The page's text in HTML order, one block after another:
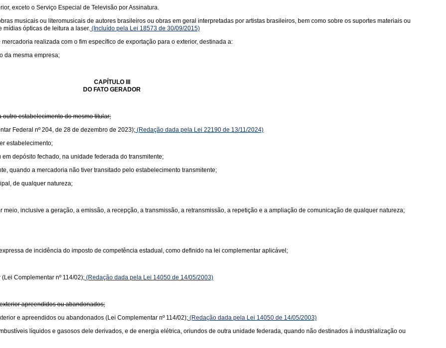
exceto o Serviço Especial de Televisão por Assinatura.
musicais ou literomusicais de autores brasileiros ou obras em geral interpretadas por artistas brasileiros, bem como sobre os suportes materiais ou
ópticas de leitura a laser. (Incluído pela Lei 18573 de 30/09/2015)
realizada com o fim específico de exportação para o exterior, destinada a:
da mesma empresa;
CAPÍTULO III
DO FATO GERADOR
estabelecimento do mesmo titular;
Federal nº 204, de 28 de dezembro de 2023); (Redação dada pela Lei 22190 de 13/11/2024)
estabelecimento;
depósito fechado, na unidade federada do transmitente;
quando a mercadoria não tiver transitado pelo estabelecimento transmitente;
de qualquer natureza;
inclusive a geração, a emissão, a recepção, a transmissão, a retransmissão, a repetição e a ampliação de comunicação de qualquer natureza;
de incidência do imposto de competência estadual, como definido na lei complementar aplicável;
Complementar nº 114/02); (Redação dada pela Lei 14050 de 14/05/2003)
apreendidos ou abandonados;
e apreendidos ou abandonados (Lei Complementar nº 114/02); (Redação dada pela Lei 14050 de 14/05/2003)
líquidos e gasosos dele derivados, e de energia elétrica, oriundos de outra unidade federada, quando não destinados à industrialização ou